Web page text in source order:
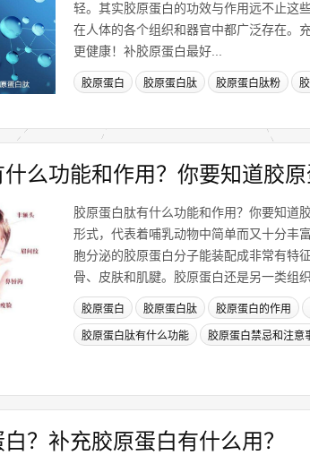
轻。其实胶原蛋白的功效与作用远不止这
在人体的各个组织和器官中都广泛存在。
更健康！补胶原蛋白最好...
胶原蛋白 胶原蛋白肽 胶原蛋白肽粉
么功能和作用？你要知道胶原
胶原蛋白肽有什么功能和作用？你要知道
形式，代表着哺乳动物中简单而又十分丰
胞分泌的胶原蛋白分子能装配成非常有特
骨、皮肤和肌腱。胶原蛋白还是另一类组织
胶原蛋白 胶原蛋白肽 胶原蛋白的作用
胶原蛋白肽有什么功能 胶原蛋白禁忌和注意
？补充胶原蛋白有什么用？